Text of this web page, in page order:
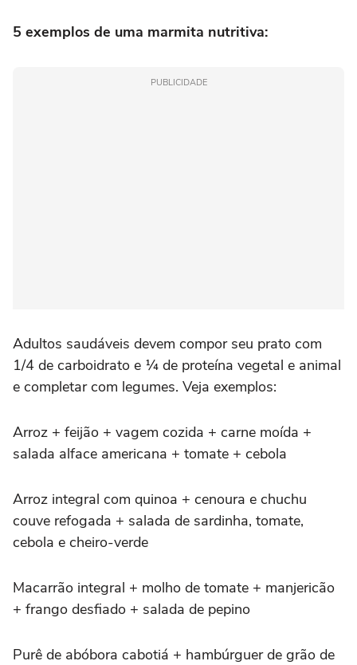
5 exemplos de uma marmita nutritiva:
PUBLICIDADE
Adultos saudáveis devem compor seu prato com
1/4 de carboidrato e ¼ de proteína vegetal e animal
e completar com legumes. Veja exemplos:
Arroz + feijão + vagem cozida + carne moída +
salada alface americana + tomate + cebola
Arroz integral com quinoa + cenoura e chuchu
couve refogada + salada de sardinha, tomate,
cebola e cheiro-verde
Macarrão integral + molho de tomate + manjericão
+ frango desfiado + salada de pepino
Purê de abóbora cabotiá + hambúrguer de grão de